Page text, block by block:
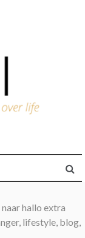
hallo extra
lifestyle, blog,